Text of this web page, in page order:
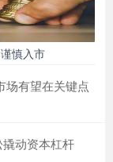
慎入市
场有望在关键点
动资本杠杆